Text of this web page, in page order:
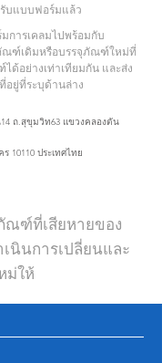
บแบบฟอร์มแล้ว
ารเคลมไปพร้อมกับ
ฑ์เดิมหรือบรรจุภัณฑ์ใหม่ที่
ด้อย่างเท่าเทียมกัน และส่ง
ยู่ที่ระบุด้านล่าง
ถ.สุขุมวิท63 แขวงคลองตัน
10110 ประเทศไทย
ณฑ์ที่เสียหายของ
นินการเปลี่ยนและ
ม่ให้